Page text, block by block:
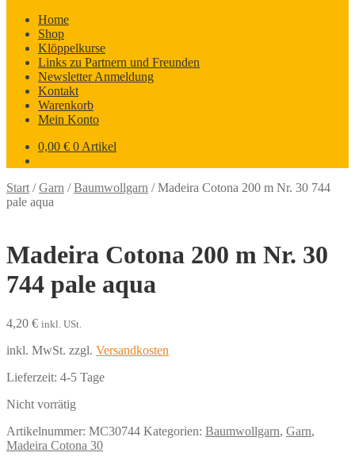
Home
Shop
Klöppelkurse
Links zu Partnern und Freunden
Newsletter Anmeldung
Kontakt
Warenkorb
Mein Konto
0,00 € 0 Artikel
Start /Garn /Baumwollgarn /Madeira Cotona 200 m Nr. 30 744
pale aqua
Madeira Cotona 200 m Nr. 30
744 pale aqua
4,20 € inkl. USt.
inkl. MwSt. zzgl. Versandkosten
Lieferzeit: 4-5 Tage
Nicht vorrätig
Artikelnummer: MC30744 Kategorien: Baumwollgarn, Garn,
Madeira Cotona 30